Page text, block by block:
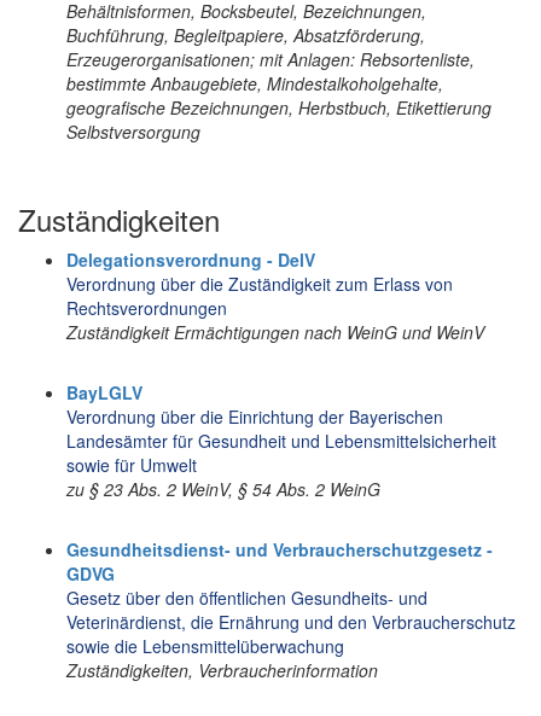
Behältnisformen, Bocksbeutel, Bezeichnungen,
Buchführung, Begleitpapiere, Absatzförderung,
Erzeugerorganisationen; mit Anlagen: Rebsortenliste,
bestimmte Anbaugebiete, Mindestalkoholgehalte,
geografische Bezeichnungen, Herbstbuch, Etikettierung
Selbstversorgung
Zuständigkeiten
Delegationsverordnung - DelV
Verordnung über die Zuständigkeit zum Erlass von
Rechtsverordnungen
Zuständigkeit Ermächtigungen nach WeinG und WeinV
BayLGLV
Verordnung über die Einrichtung der Bayerischen
Landesämter für Gesundheit und Lebensmittelsicherheit
sowie für Umwelt
zu § 23 Abs. 2 WeinV, § 54 Abs. 2 WeinG
Gesundheitsdienst- und Verbraucherschutzgesetz -
GDVG
Gesetz über den öffentlichen Gesundheits- und
Veterinärdienst, die Ernährung und den Verbraucherschutz
sowie die Lebensmittelüberwachung
Zuständigkeiten, Verbraucherinformation